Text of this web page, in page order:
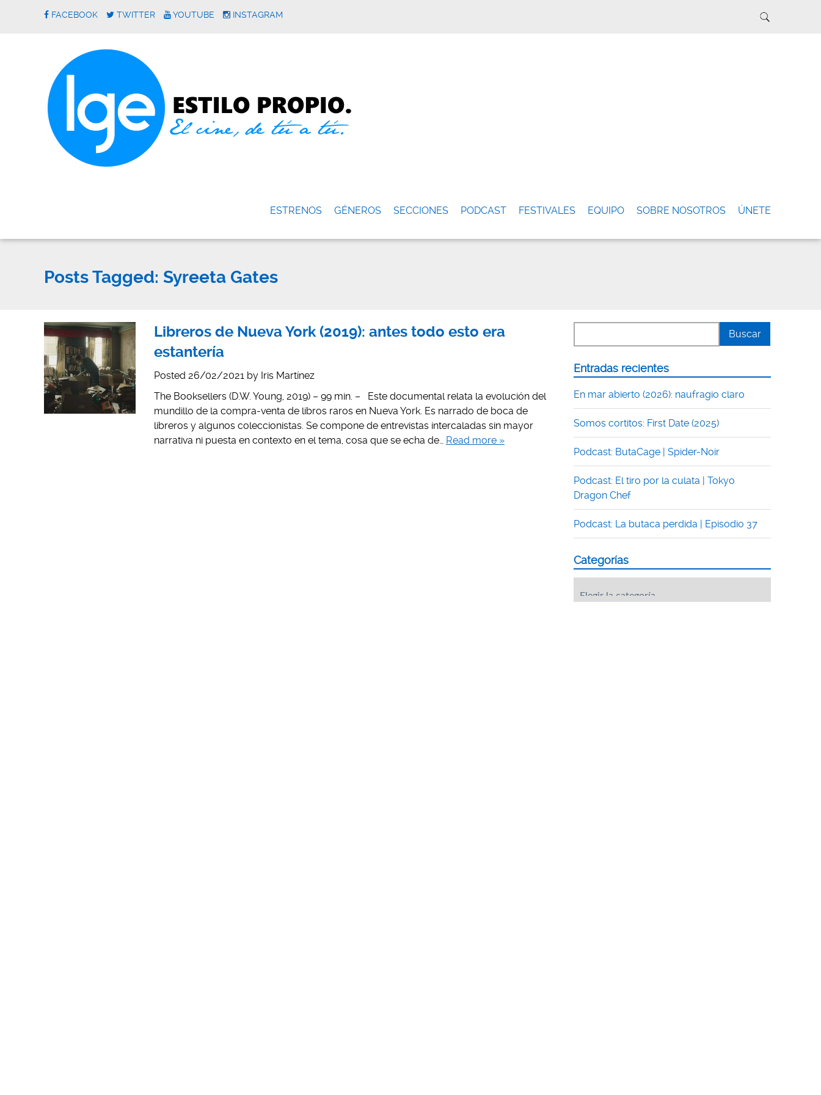
FACEBOOK TWITTER YOUTUBE INSTAGRAM
ESTRENOS GÉNEROS SECCIONES PODCAST FESTIVALES EQUIPO SOBRE NOSOTROS ÚNETE
Posts Tagged: Syreeta Gates
Libreros de Nueva York (2019): antes todo esto era
estantería
Posted 26/02/2021 by Iris Martínez
The Booksellers (D.W. Young, 2019) – 99 min. – Este documental relata la evolución del
mundillo de la compra-venta de libros raros en Nueva York. Es narrado de boca de
libreros y algunos coleccionistas. Se compone de entrevistas intercaladas sin mayor
narrativa ni puesta en contexto en el tema, cosa que se echa de… Read more »
Entradas recientes
En mar abierto (2026): naufragio claro
Somos cortitos: First Date (2025)
Podcast: ButaCage | Spider-Noir
Podcast: El tiro por la culata | Tokyo
Dragon Chef
Podcast: La butaca perdida | Episodio 37
Categorías